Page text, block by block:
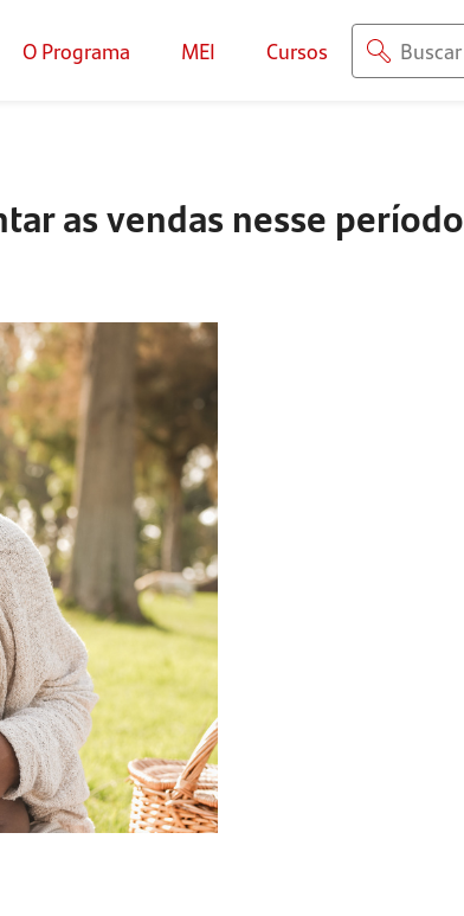
O Programa MEI Cursos
as vendas nesse período